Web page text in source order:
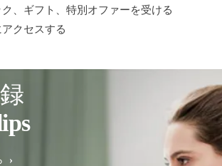
、ギフト、特別オファーを受ける
クセスする